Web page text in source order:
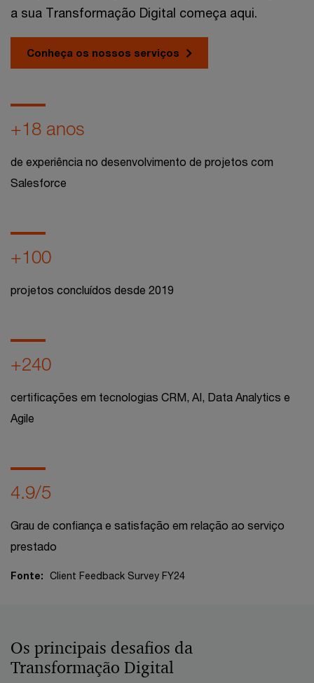
a sua Transformação Digital começa aqui.
Conheça os nossos serviços
+18 anos
de experiência no desenvolvimento de projetos com
Salesforce
+100
projetos concluídos desde 2019
+240
certificações em tecnologias CRM, AI, Data Analytics e
Agile
4.9/5
Grau de confiança e satisfação em relação ao serviço
prestado
Fonte: Client Feedback Survey FY24
Os principais desafios da
Transformação Digital